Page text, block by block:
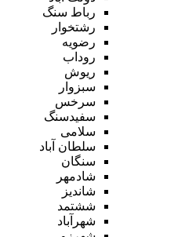
رباط سنگ
رشتخوار
رضویه
روداب
ریوش
سبزوار
سرخس
سفیدسنگ
سلامی
سلطان آباد
سنگان
شادمهر
شاندیز
ششتمد
شهرآباد